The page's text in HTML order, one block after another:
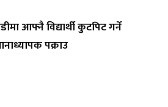
आफ्नै विद्यार्थी कुटपिट गर्ने
पक्राउ